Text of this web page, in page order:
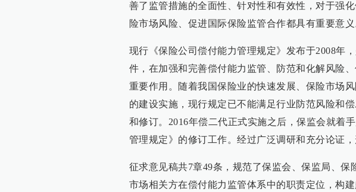
善了监管措施的全面性、针对性和有效性，对于强
险市场风险、促进国际保险监管合作都具有重要意义
现行《保险公司偿付能力管理规定》发布于2008年
件，在加强和完善偿付能力监管、防范和化解风险
重要作用。随着我国保险业的快速发展、保险市场
的建设实施，现行规定已不能满足行业防范风险和
和修订。2016年偿二代正式实施之后，保监会就着
管理规定》的修订工作。经过广泛调研和充分论证，
征求意见稿共7章49条，规范了保监会、保监局、保
市场相关方在偿付能力监管体系中的职责定位，构